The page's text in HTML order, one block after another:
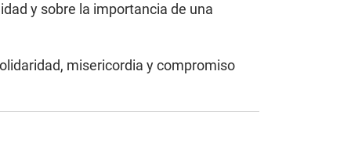
y sobre la importancia de una
misericordia y compromiso